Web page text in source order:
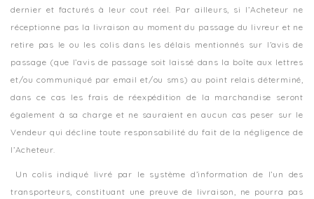
dernier et facturés à leur cout réel. Par ailleurs, si l’Acheteur ne
réceptionne pas la livraison au moment du passage du livreur et ne
retire pas le ou les colis dans les délais mentionnés sur l’avis de
passage (que l’avis de passage soit laissé dans la boîte aux lettres
et/ou communiqué par email et/ou sms) au point relais déterminé,
dans ce cas les frais de réexpédition de la marchandise seront
également à sa charge et ne sauraient en aucun cas peser sur le
Vendeur qui décline toute responsabilité du fait de la négligence de
l’Acheteur.
Un colis indiqué livré par le système d’information de l’un des
transporteurs, constituant une preuve de livraison, ne pourra pas